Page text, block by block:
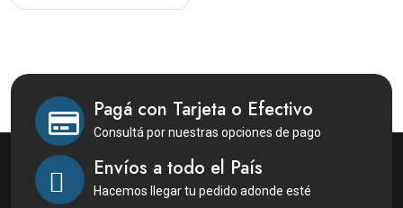
Pagá con Tarjeta o Efectivo
Consultá por nuestras opciones de pago
Envíos a todo el País
Hacemos llegar tu pedido adonde esté